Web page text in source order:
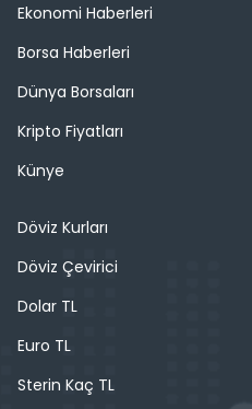
Ekonomi Haberleri
Borsa Haberleri
Dünya Borsaları
Kripto Fiyatları
Künye
Döviz Kurları
Döviz Çevirici
Dolar TL
Euro TL
Sterin Kaç TL